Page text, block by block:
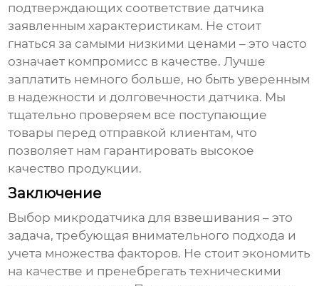
подтверждающих соответствие датчика
заявленным характеристикам. Не стоит
гнаться за самыми низкими ценами – это часто
означает компромисс в качестве. Лучше
заплатить немного больше, но быть уверенным
в надежности и долговечности датчика. Мы
тщательно проверяем все поступающие
товары перед отправкой клиентам, что
позволяет нам гарантировать высокое
качество продукции.
Заключение
Выбор микродатчика для взвешивания – это
задача, требующая внимательного подхода и
учета множества факторов. Не стоит экономить
на качестве и пренебрегать техническими